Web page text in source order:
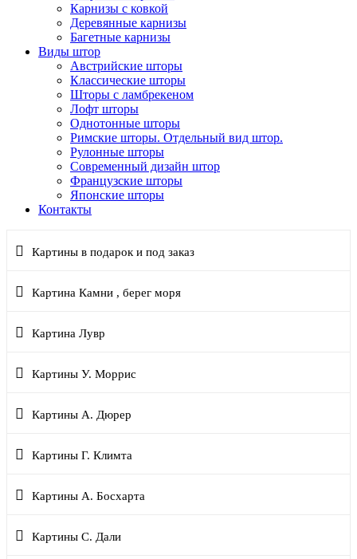
Карнизы с ковкой
Деревянные карнизы
Багетные карнизы
Виды штор
Австрийские шторы
Классические шторы
Шторы с ламбрекеном
Лофт шторы
Однотонные шторы
Римские шторы. Отдельный вид штор.
Рулонные шторы
Современный дизайн штор
Французские шторы
Японские шторы
Контакты
Картины в подарок и под заказ
Картина Камни , берег моря
Картина Лувр
Картины У. Моррис
Картины А. Дюрер
Картины Г. Климта
Картины А. Босхарта
Картины С. Дали